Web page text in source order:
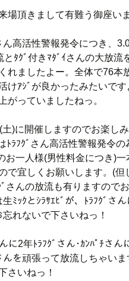
場頂きまして有難う御座いま
高活性警報発令につき、
ﾀｸﾞ付きﾏﾀﾞｲさんの大放流
れましたよー。全体で76本
けｱｼﾞが良かったみたいで
がっていましたねっ。
)に開催しますのでお楽し
ﾄﾗﾌｸﾞさん高活性警報発令の
お一人様(男性料金につき)
で宜しくお願いします。(但
さんの放流も有りますので
ﾐｯｸとｼﾗｻｴﾋﾞが、ﾄﾗﾌｸﾞさ
れないで下さいねっ！
に2年ﾄﾗﾌｸﾞさん･ｶﾝﾊﾟﾁさん
んを頑張って放流しちゃい
さいねっ！